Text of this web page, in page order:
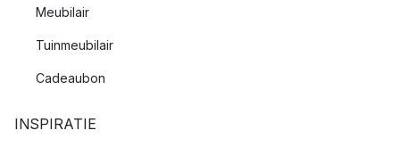
Meubilair
Tuinmeubilair
Cadeaubon
INSPIRATIE